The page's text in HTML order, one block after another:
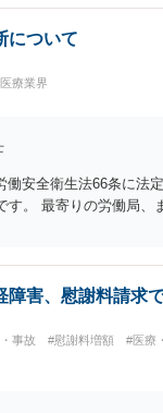
横長に印刷され、文字
も③と同様であると思
直結するものではな
います。 もっとも、
ありますので、今後は
について
療業界
働安全衛生法66条に法
す。 最寄りの労働局、
障害、慰謝料請求
事故 #慰謝料増額
#医療